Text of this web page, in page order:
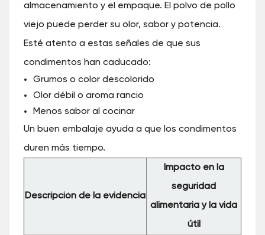
almacenamiento y el empaque. El polvo de pollo
viejo puede perder su olor, sabor y potencia.
Esté atento a estas señales de que sus
condimentos han caducado:
Grumos o color descolorido
Olor débil o aroma rancio
Menos sabor al cocinar
Un buen embalaje ayuda a que los condimentos
duren más tiempo.
Descripción de la evidencia
Impacto en la
seguridad
alimentaria y la vida
útil